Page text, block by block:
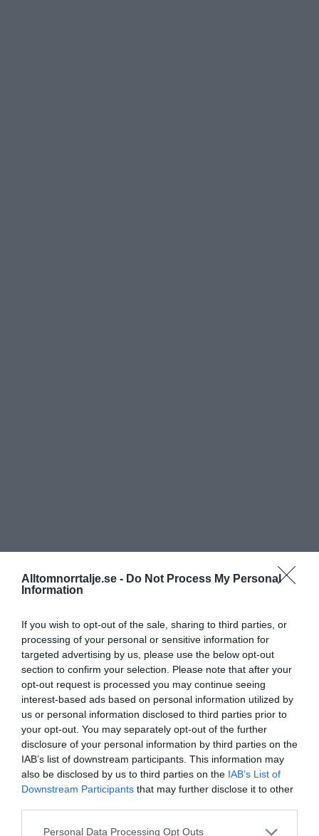
Alltomnorrtalje.se - Do Not Process My Personal
Information
If you wish to opt-out of the sale, sharing to third parties, or
processing of your personal or sensitive information for
targeted advertising by us, please use the below opt-out
section to confirm your selection. Please note that after your
opt-out request is processed you may continue seeing
interest-based ads based on personal information utilized by
us or personal information disclosed to third parties prior to
your opt-out. You may separately opt-out of the further
disclosure of your personal information by third parties on the
IAB’s list of downstream participants. This information may
also be disclosed by us to third parties on the IAB’s List of
Downstream Participants that may further disclose it to other
Personal Data Processing Opt Outs